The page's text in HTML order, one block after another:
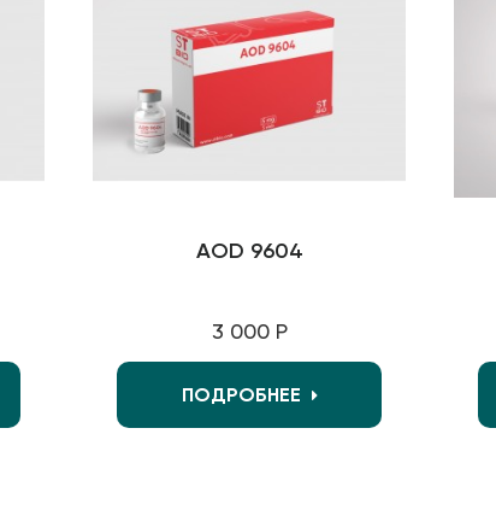
AOD 9604
3 000 Р
ПОДРОБНЕЕ